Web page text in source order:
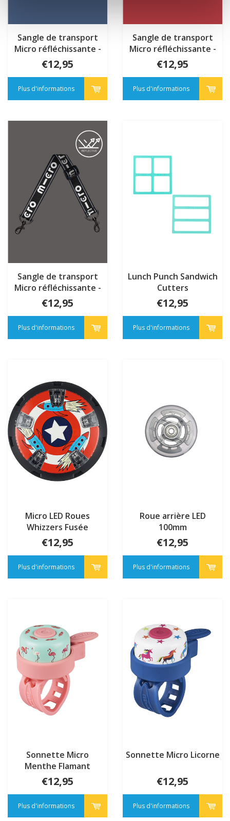
Sangle de transport
Micro réfléchissante -
Bleu
€12,95
Plus d'informations
Sangle de transport
Micro réfléchissante -
Rouge
€12,95
Plus d'informations
Sangle de transport
Micro réfléchissante -
Noir
€12,95
Plus d'informations
Lunch Punch Sandwich
Cutters
€12,95
Plus d'informations
Micro LED Roues
Whizzers Fusée
€12,95
Plus d'informations
Roue arrière LED
100mm
€12,95
Plus d'informations
Sonnette Micro
Menthe Flamant
€12,95
Plus d'informations
Sonnette Micro Licorne
€12,95
Plus d'informations